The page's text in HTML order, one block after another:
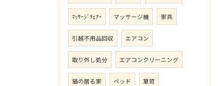
ﾏｯｻｰｼﾞﾁｪｱｰ マッサージ機 家具
引越不用品回収 エアコン
取り外し処分 エアコンクリーニング
猫の居る家 ベッド 箪笥